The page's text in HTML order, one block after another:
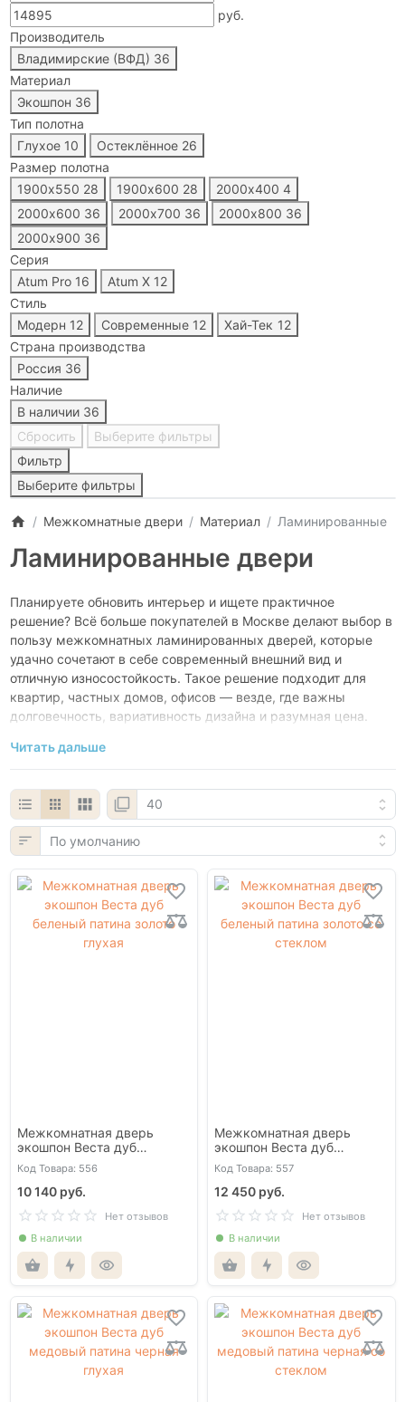
руб.
Производитель
Владимирские (ВФД) 36
Материал
Экошпон 36
Тип полотна
Глухое 10 Остеклённое 26
Размер полотна
1900х550 28 1900х600 28 2000х400 4
2000х600 36 2000х700 36 2000х800 36
2000х900 36
Серия
Atum Pro 16 Atum X 12
Стиль
Модерн 12 Современные 12 Хай-Тек 12
Страна производства
Россия 36
Наличие
В наличии 36
Сбросить
Выберите фильтры
Фильтр
Выберите фильтры
Межкомнатные двери Материал Ламинированные
Ламинированные двери
Планируете обновить интерьер и ищете практичное
решение? Всё больше покупателей в Москве делают выбор в
пользу межкомнатных ламинированных дверей, которые
удачно сочетают в себе современный внешний вид и
отличную износостойкость. Такое решение подходит для
квартир, частных домов, офисов — везде, где важны
долговечность, вариативность дизайна и разумная цена.
Читать дальше
Межкомнатная дверь
экошпон Веста дуб
беленый патина золото
глухая
Код Товара: 556
10 140 руб.
Нет отзывов
В наличии
Межкомнатная дверь
экошпон Веста дуб
беленый патина золото со
стеклом
Код Товара: 557
12 450 руб.
Нет отзывов
В наличии